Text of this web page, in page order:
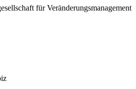
für Veränderungsmanagement